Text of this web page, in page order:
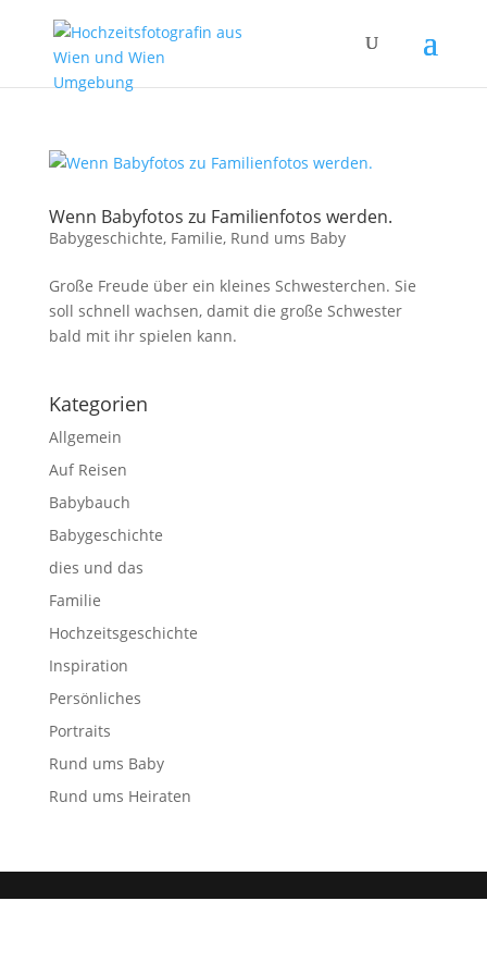
Wenn Babyfotos zu Familienfotos werden.
Babygeschichte, Familie, Rund ums Baby
Große Freude über ein kleines Schwesterchen. Sie
soll schnell wachsen, damit die große Schwester
bald mit ihr spielen kann.
Kategorien
Allgemein
Auf Reisen
Babybauch
Babygeschichte
dies und das
Familie
Hochzeitsgeschichte
Inspiration
Persönliches
Portraits
Rund ums Baby
Rund ums Heiraten